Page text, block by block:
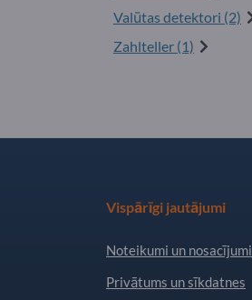
Valūtas detektori (2)
Zahlteller (1)
Vispārīgi jautājumi
Noteikumi un nosacījumi
Privātums un sīkdatnes